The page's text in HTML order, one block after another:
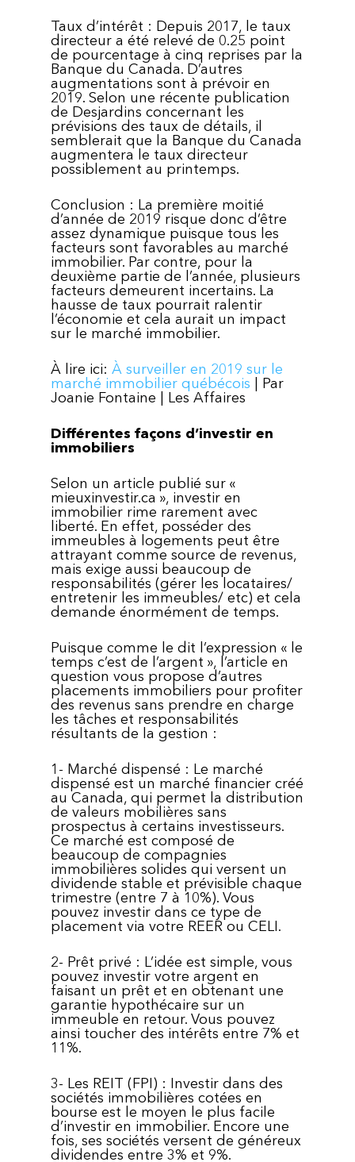
Taux d’intérêt : Depuis 2017, le taux
directeur a été relevé de 0.25 point
de pourcentage à cinq reprises par la
Banque du Canada. D’autres
augmentations sont à prévoir en
2019. Selon une récente publication
de Desjardins concernant les
prévisions des taux de détails, il
semblerait que la Banque du Canada
augmentera le taux directeur
possiblement au printemps.
Conclusion : La première moitié
d’année de 2019 risque donc d’être
assez dynamique puisque tous les
facteurs sont favorables au marché
immobilier. Par contre, pour la
deuxième partie de l’année, plusieurs
facteurs demeurent incertains. La
hausse de taux pourrait ralentir
l’économie et cela aurait un impact
sur le marché immobilier.
À lire ici: À surveiller en 2019 sur le
marché immobilier québécois | Par
Joanie Fontaine | Les Affaires
Différentes façons d’investir en
immobiliers
Selon un article publié sur «
mieuxinvestir.ca », investir en
immobilier rime rarement avec
liberté. En effet, posséder des
immeubles à logements peut être
attrayant comme source de revenus,
mais exige aussi beaucoup de
responsabilités (gérer les locataires/
entretenir les immeubles/ etc) et cela
demande énormément de temps.
Puisque comme le dit l’expression « le
temps c’est de l’argent », l’article en
question vous propose d’autres
placements immobiliers pour profiter
des revenus sans prendre en charge
les tâches et responsabilités
résultants de la gestion :
1- Marché dispensé : Le marché
dispensé est un marché financier créé
au Canada, qui permet la distribution
de valeurs mobilières sans
prospectus à certains investisseurs.
Ce marché est composé de
beaucoup de compagnies
immobilières solides qui versent un
dividende stable et prévisible chaque
trimestre (entre 7 à 10%). Vous
pouvez investir dans ce type de
placement via votre REER ou CELI.
2- Prêt privé : L’idée est simple, vous
pouvez investir votre argent en
faisant un prêt et en obtenant une
garantie hypothécaire sur un
immeuble en retour. Vous pouvez
ainsi toucher des intérêts entre 7% et
11%.
3- Les REIT (FPI) : Investir dans des
sociétés immobilières cotées en
bourse est le moyen le plus facile
d’investir en immobilier. Encore une
fois, ses sociétés versent de généreux
dividendes entre 3% et 9%.